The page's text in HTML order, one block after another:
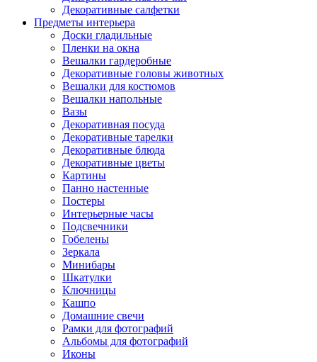
Декоративные салфетки
Предметы интерьера
Доски гладильные
Пленки на окна
Вешалки гардеробные
Декоративные головы животных
Вешалки для костюмов
Вешалки напольные
Вазы
Декоративная посуда
Декоративные тарелки
Декоративные блюда
Декоративные цветы
Картины
Панно настенные
Постеры
Интерьерные часы
Подсвечники
Гобелены
Зеркала
Минибары
Шкатулки
Ключницы
Кашпо
Домашние свечи
Рамки для фотографий
Альбомы для фотографий
Иконы